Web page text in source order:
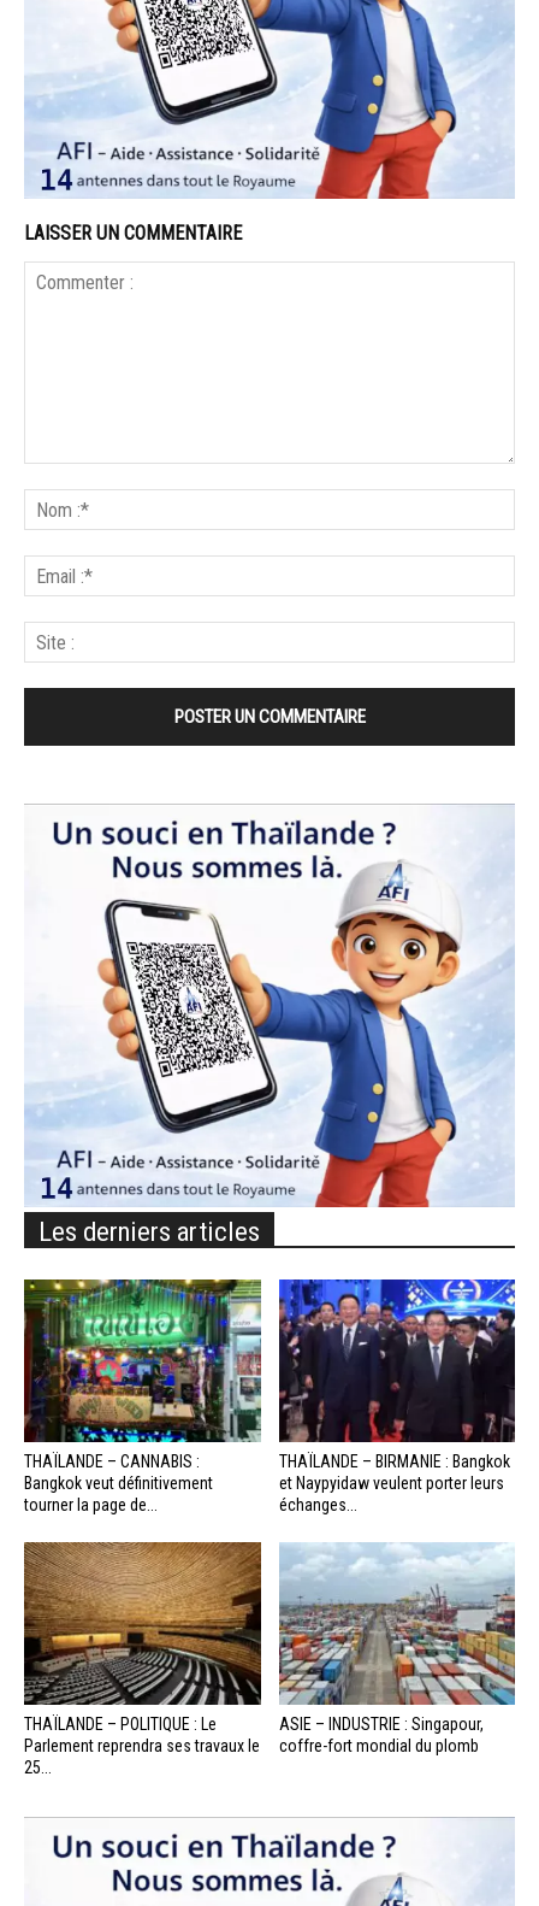
LAISSER UN COMMENTAIRE
Les derniers articles
THAÏLANDE – CANNABIS :
Bangkok veut définitivement
tourner la page de...
THAÏLANDE – BIRMANIE : Bangkok
et Naypyidaw veulent porter leurs
échanges...
THAÏLANDE – POLITIQUE : Le
Parlement reprendra ses travaux le
25...
ASIE – INDUSTRIE : Singapour,
coffre-fort mondial du plomb